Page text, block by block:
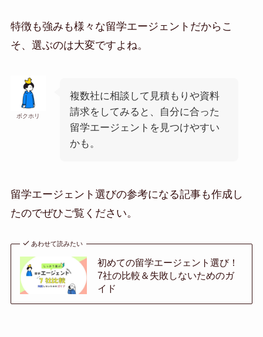
特徴も強みも様々な留学エージェントだからこ
そ、選ぶのは大変ですよね。
ボクホリ
複数社に相談して見積もりや資料
請求をしてみると、自分に合った
留学エージェントを見つけやすい
かも。
留学エージェント選びの参考になる記事も作成し
たのでぜひご覧ください。
あわせて読みたい
初めての留学エージェント選び！
7社の比較＆失敗しないためのガ
イド